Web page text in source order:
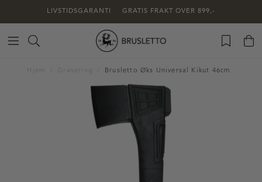
LIVSTIDSGARANTI GRATIS FRAKT OVER 899,-
Brusletto Øks Universal Kikut 46cm